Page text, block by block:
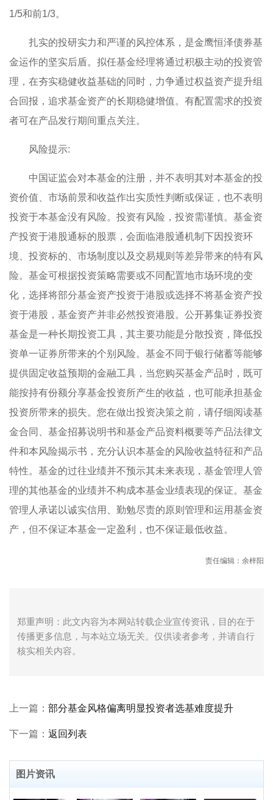
1/5和前1/3。
扎实的投研实力和严谨的风控体系，是金鹰恒泽债券基
金运作的坚实后盾。拟任基金经理将通过积极主动的投资管
理，在夯实稳健收益基础的同时，力争通过权益资产提升组
合回报，追求基金资产的长期稳健增值。有配置需求的投资
者可在产品发行期间重点关注。
风险提示:
中国证监会对本基金的注册，并不表明其对本基金的投
资价值、市场前景和收益作出实质性判断或保证，也不表明
投资于本基金没有风险。投资有风险，投资需谨慎。基金资
产投资于港股通标的股票，会面临港股通机制下因投资环
境、投资标的、市场制度以及交易规则等差异带来的特有风
险。基金可根据投资策略需要或不同配置地市场环境的变
化，选择将部分基金资产投资于港股或选择不将基金资产投
资于港股，基金资产并非必然投资港股。公开募集证券投资
基金是一种长期投资工具，其主要功能是分散投资，降低投
资单一证券所带来的个别风险。基金不同于银行储蓄等能够
提供固定收益预期的金融工具，当您购买基金产品时，既可
能按持有份额分享基金投资所产生的收益，也可能承担基金
投资所带来的损失。您在做出投资决策之前，请仔细阅读基
金合同、基金招募说明书和基金产品资料概要等产品法律文
件和本风险揭示书，充分认识本基金的风险收益特征和产品
特性。基金的过往业绩并不预示其未来表现，基金管理人管
理的其他基金的业绩并不构成本基金业绩表现的保证。基金
管理人承诺以诚实信用、勤勉尽责的原则管理和运用基金资
产，但不保证本基金一定盈利，也不保证最低收益。
责任编辑：余梓阳
郑重声明：此文内容为本网站转载企业宣传资讯，目的在于
传播更多信息，与本站立场无关。仅供读者参考，并请自行
核实相关内容。
上一篇： 部分基金风格偏离明显投资者选基难度提升
下一篇： 返回列表
图片资讯